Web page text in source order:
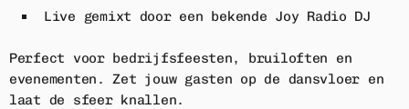
Contact
Live gemixt door een bekende Joy Radio DJ
Perfect voor bedrijfsfeesten, bruiloften en
evenementen. Zet jouw gasten op de dansvloer en
laat de sfeer knallen.